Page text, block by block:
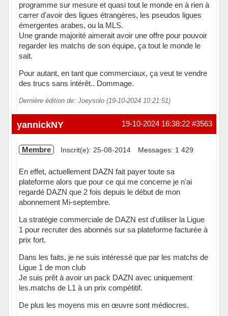
programme sur mesure et quasi tout le monde en à rien à
carrer d'avoir des ligues étrangères, les pseudos ligues
émergentes arabes, ou la MLS.
Une grande majorité aimerait avoir une offre pour pouvoir
regarder les matchs de son équipe, ça tout le monde le
sait.
Pour autant, en tant que commerciaux, ça veut te vendre
des trucs sans intérêt.. Dommage.
Dernière édition de: Joeysolo (19-10-2024 10:21:51)
Hors ligne #3563
19-10-2024 16:38:22
yannickNY
Membre Inscrit(e): 25-08-2014 Messages: 1 429
En effet, actuellement DAZN fait payer toute sa
plateforme alors que pour ce qui me concerne je n'ai
regardé DAZN que 2 fois depuis le début de mon
abonnement Mi-septembre.
La stratégie commerciale de DAZN est d'utiliser la Ligue
1 pour recruter des abonnés sur sa plateforme facturée à
prix fort.
Dans les faits, je ne suis intéressé que par les matchs de
Ligue 1 de mon club
Je suis prêt à avoir un pack DAZN avec uniquement
les.matchs de L1 à un prix compétitif.
De plus les moyens mis en œuvre sont médiocres.